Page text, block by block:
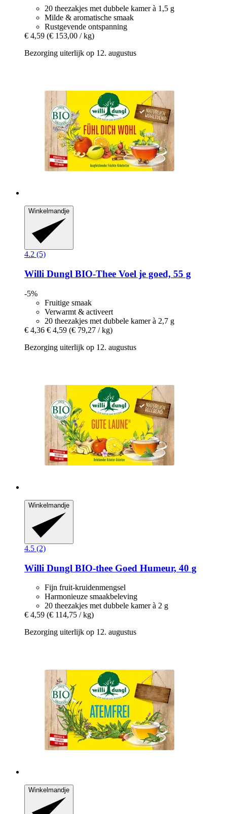
20 theezakjes met dubbele kamer à 1,5 g
Milde & aromatische smaak
Rustgevende ontspanning
€ 4,59 (€ 153,00 / kg)
Bezorging uiterlijk op 12. augustus
Winkelmandje
4.2 (5)
Willi Dungl BIO-​Thee Voel je goed, 55 g
-5%
Fruitige smaak
Verwarmt & activeert
20 theezakjes met dubbele kamer à 2,7 g
€ 4,36 € 4,59 (€ 79,27 / kg)
Bezorging uiterlijk op 12. augustus
Winkelmandje
4.5 (2)
Willi Dungl BIO-​thee Goed Humeur, 40 g
Fijn fruit-kruidenmengsel
Harmonieuze smaakbeleving
20 theezakjes met dubbele kamer à 2 g
€ 4,59 (€ 114,75 / kg)
Bezorging uiterlijk op 12. augustus
Winkelmandje